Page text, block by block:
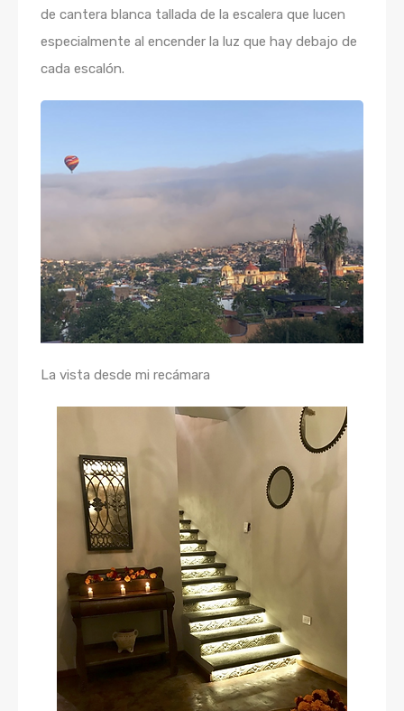
de cantera blanca tallada de la escalera que lucen
especialmente al encender la luz que hay debajo de
cada escalón.
La vista desde mi recámara